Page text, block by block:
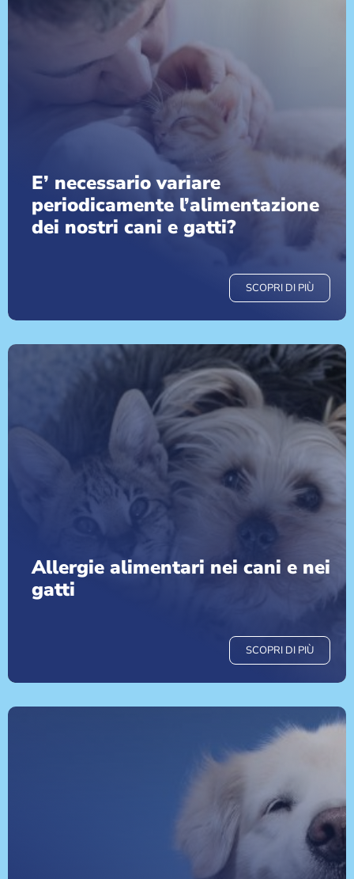
E’ necessario variare
periodicamente l’alimentazione
dei nostri cani e gatti?
SCOPRI DI PIÙ
Allergie alimentari nei cani e nei
gatti
SCOPRI DI PIÙ